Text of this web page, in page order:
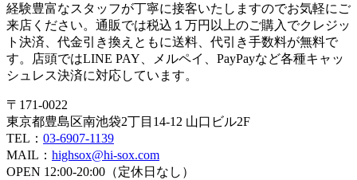
経験豊富なスタッフが丁寧に接客いたしますのでお気軽にご
来店ください。通販では税込１万円以上のご購入でクレジッ
ト決済、代金引き換えともに送料、代引き手数料が無料で
す。店頭ではLINE PAY、メルペイ、PayPayなど各種キャッ
シュレス決済に対応しています。
〒171-0022
東京都豊島区南池袋2丁目14-12 山口ビル2F
TEL： 03-6907-1139
MAIL： highsox@hi-sox.com
OPEN 12:00-20:00（定休日なし）